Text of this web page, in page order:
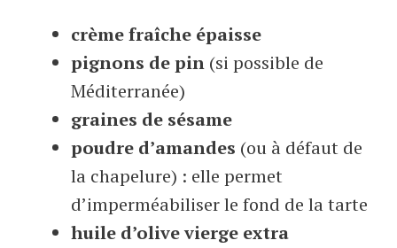
crème fraîche épaisse
pignons de pin (si possible de
Méditerranée)
graines de sésame
poudre d’amandes (ou à défaut de
la chapelure) : elle permet
d’imperméabiliser le fond de la tarte
huile d’olive vierge extra